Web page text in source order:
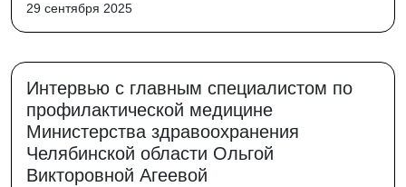
29 сентября 2025
Интервью с главным специалистом по
профилактической медицине
Министерства здравоохранения
Челябинской области Ольгой
Викторовной Агеевой